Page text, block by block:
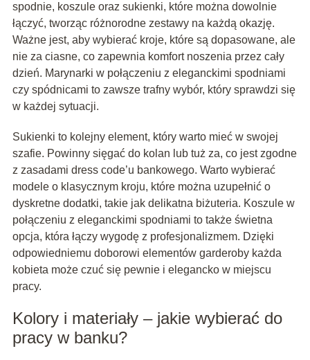
spodnie, koszule oraz sukienki, które można dowolnie
łączyć, tworząc różnorodne zestawy na każdą okazję.
Ważne jest, aby wybierać kroje, które są dopasowane, ale
nie za ciasne, co zapewnia komfort noszenia przez cały
dzień. Marynarki w połączeniu z eleganckimi spodniami
czy spódnicami to zawsze trafny wybór, który sprawdzi się
w każdej sytuacji.
Sukienki to kolejny element, który warto mieć w swojej
szafie. Powinny sięgać do kolan lub tuż za, co jest zgodne
z zasadami dress code’u bankowego. Warto wybierać
modele o klasycznym kroju, które można uzupełnić o
dyskretne dodatki, takie jak delikatna biżuteria. Koszule w
połączeniu z eleganckimi spodniami to także świetna
opcja, która łączy wygodę z profesjonalizmem. Dzięki
odpowiedniemu doborowi elementów garderoby każda
kobieta może czuć się pewnie i elegancko w miejscu
pracy.
Kolory i materiały – jakie wybierać do
pracy w banku?